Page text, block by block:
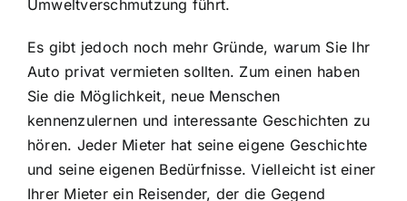
Umweltverschmutzung führt.
Es gibt jedoch noch mehr Gründe, warum Sie Ihr
Auto privat vermieten sollten. Zum einen haben
Sie die Möglichkeit, neue Menschen
kennenzulernen und interessante Geschichten zu
hören. Jeder Mieter hat seine eigene Geschichte
und seine eigenen Bedürfnisse. Vielleicht ist einer
Ihrer Mieter ein Reisender, der die Gegend